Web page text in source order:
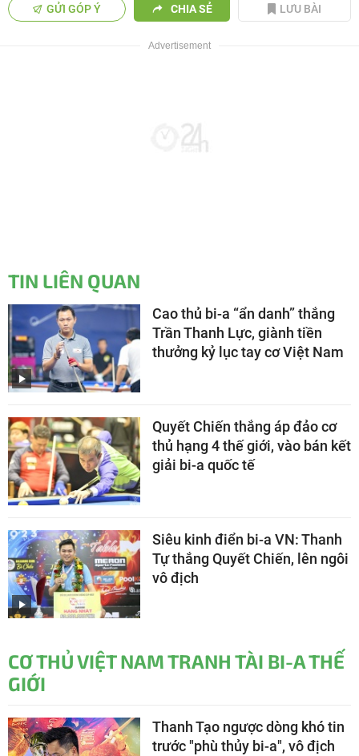
GỬI GÓP Ý CHIA SẺ LƯU BÀI
TIN LIÊN QUAN
Cao thủ bi-a “ẩn danh” thắng
Trần Thanh Lực, giành tiền
thưởng kỷ lục tay cơ Việt Nam
Quyết Chiến thắng áp đảo cơ
thủ hạng 4 thế giới, vào bán kết
giải bi-a quốc tế
Siêu kinh điển bi-a VN: Thanh
Tự thắng Quyết Chiến, lên ngôi
vô địch
CƠ THỦ VIỆT NAM TRANH TÀI BI-A THẾ
GIỚI
Thanh Tạo ngược dòng khó tin
trước "phù thủy bi-a", vô địch